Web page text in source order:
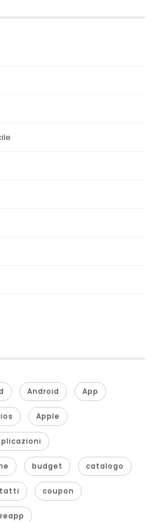
Android App
Apple
budget catalogo
coupon